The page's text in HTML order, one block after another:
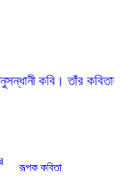
তাঁর
রূপক কবিতা